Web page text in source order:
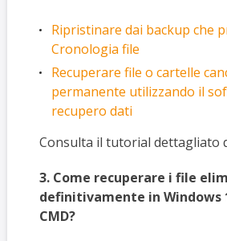
Ripristinare dai backup che
Cronologia file
Recuperare file o cartelle
permanente utilizzando il
recupero dati
Consulta il tutorial dettagliato
3. Come recuperare i file
definitivamente in Windows
CMD?